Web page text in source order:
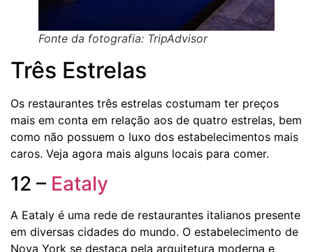
Fonte da fotografia: TripAdvisor
Três Estrelas
Os restaurantes três estrelas costumam ter preços
mais em conta em relação aos de quatro estrelas, bem
como não possuem o luxo dos estabelecimentos mais
caros. Veja agora mais alguns locais para comer.
12 – Eataly
A Eataly é uma rede de restaurantes italianos presente
em diversas cidades do mundo. O estabelecimento de
Nova York se destaca pela arquitetura moderna e